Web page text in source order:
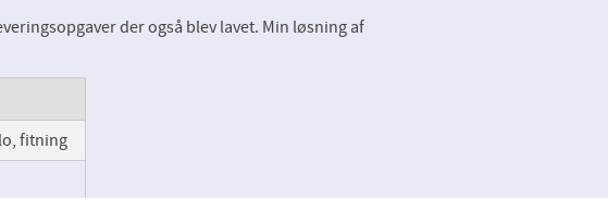
der også blev lavet. Min løsning af
fitning